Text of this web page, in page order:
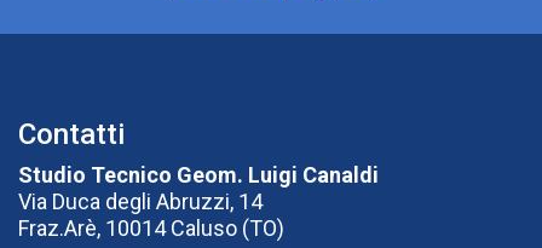
Contatti
Studio Tecnico Geom. Luigi Canaldi
Via Duca degli Abruzzi, 14
Fraz.Arè, 10014 Caluso (TO)